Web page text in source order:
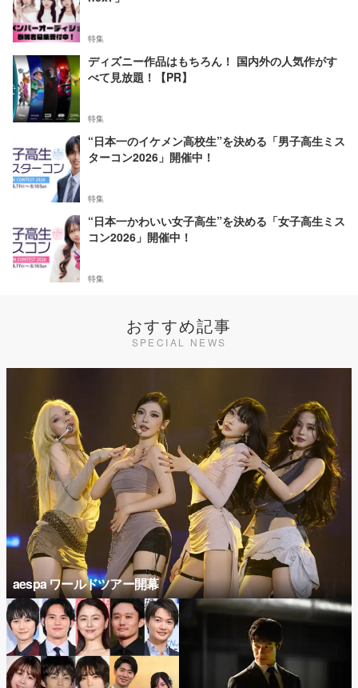
特集
ディズニー作品はもちろん！ 国内外の人気作がす
べて見放題！【PR】
特集
“日本一のイケメン高校生”を決める「男子高生ミス
ターコン2026」開催中！
特集
“日本一かわいい女子高生”を決める「女子高生ミス
コン2026」開催中！
特集
おすすめ記事
SPECIAL NEWS
aespa ワールドツアー開幕